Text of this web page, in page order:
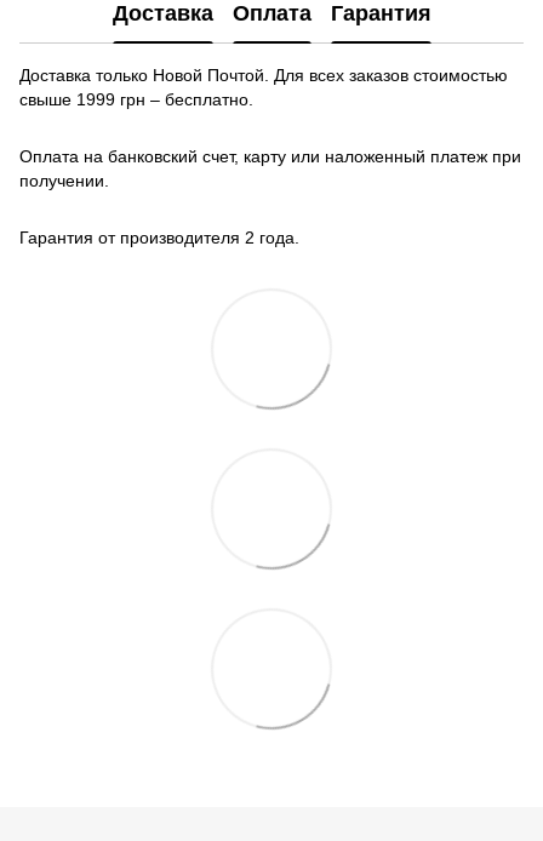
Доставка Оплата Гарантия
Доставка только Новой Почтой. Для всех заказов стоимостью
свыше 1999 грн – бесплатно.
Оплата на банковский счет, карту или наложенный платеж при
получении.
Гарантия от производителя 2 года.